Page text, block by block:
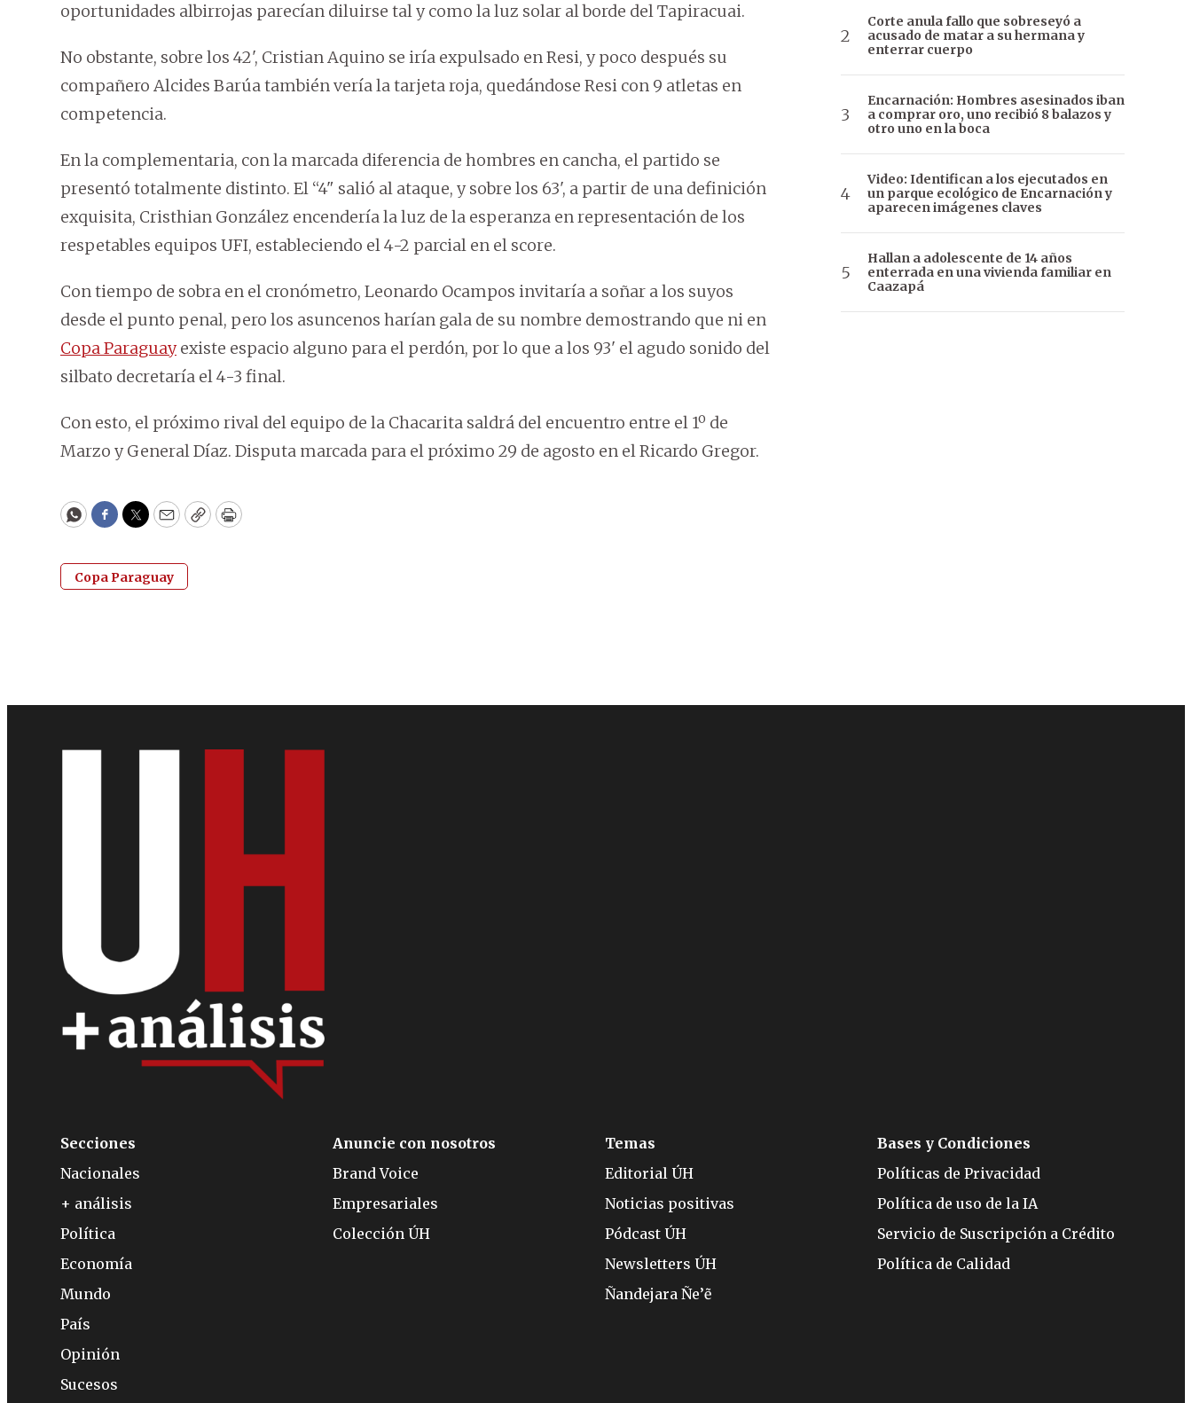
oportunidades albirrojas parecían diluirse tal y como la luz solar al borde del Tapiracuai.
No obstante, sobre los 42', Cristian Aquino se iría expulsado en Resi, y poco después su
compañero Alcides Barúa también vería la tarjeta roja, quedándose Resi con 9 atletas en
competencia.
En la complementaria, con la marcada diferencia de hombres en cancha, el partido se
presentó totalmente distinto. El “4" salió al ataque, y sobre los 63', a partir de una definición
exquisita, Cristhian González encendería la luz de la esperanza en representación de los
respetables equipos UFI, estableciendo el 4-2 parcial en el score.
Con tiempo de sobra en el cronómetro, Leonardo Ocampos invitaría a soñar a los suyos
desde el punto penal, pero los asuncenos harían gala de su nombre demostrando que ni en
Copa Paraguayexiste espacio alguno para el perdón, por lo que a los 93' el agudo sonido del
silbato decretaría el 4-3 final.
Con esto, el próximo rival del equipo de la Chacarita saldrá del encuentro entre el 1º de
Marzo y General Díaz. Disputa marcada para el próximo 29 de agosto en el Ricardo Gregor.
WhatsApp
Facebook
Twitter
EmailCopyPrint
Copa Paraguay
Corte anula fallo que sobreseyó a
acusado de matar a su hermana y
enterrar cuerpo
Encarnación: Hombres asesinados iban
a comprar oro, uno recibió 8 balazos y
otro uno en la boca
Video: Identifican a los ejecutados en
un parque ecológico de Encarnación y
aparecen imágenes claves
Hallan a adolescente de 14 años
enterrada en una vivienda familiar en
Caazapá
Secciones
Nacionales
+ análisis
Política
Economía
Mundo
País
Opinión
Sucesos
Anuncie con nosotros
Brand Voice
Empresariales
Colección ÚH
Temas
Editorial ÚH
Noticias positivas
Pódcast ÚH
Newsletters ÚH
Ñandejara Ñe’ẽ
Bases y Condiciones
Políticas de Privacidad
Política de uso de la IA
Servicio de Suscripción a Crédito
Política de Calidad